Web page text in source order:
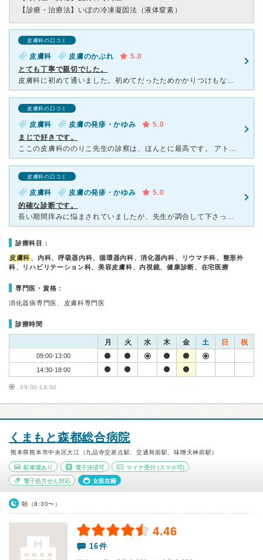
【診療・治療法】 いぼの冷凍凝固法（液体窒素）
皮膚科の口コミ
皮膚科 皮膚のかぶれ
5.0
とても丁寧で親切でした。
皮膚科に初めて通いました。初めてだったためかかりつけもない為、かなり下調べをしていきました。皮膚科は当たり外れが大きいとも聞きますので…結果大正解でした。 女性の先生もよく話を聞いて下さいますし
皮膚科の口コミ
皮膚科 皮膚の発疹・かゆみ
5.0
まじで好きです。
ここの皮膚科ののりこ先生の診察は、ほんとに最高です。 アトピーやニキビなど皮膚が弱くいろんな皮膚科に通ってきましたが、のりこ先生ほどしっかり状況を見てくださる先生はいなかったです。 ここは予約
皮膚科の口コミ
皮膚科 皮膚の発疹・かゆみ
5.0
的確な診断です。
長い期間痒みに悩まされていましたが、先生が調合して下さった塗り薬で１夜にして痒みから解放されました。 痒みがある患部は、他人に言いづらい箇所でしたが初診時の問診で質問をされる看護師さんも、心遣いをし
診療科目：
皮膚科 、内科、呼吸器内科、循環器内科、消化器内科、リウマチ科、整形外
科、リハビリテーション科、美容皮膚科、内視鏡、健康診断、在宅医療
専門医・資格：
消化器病専門医、皮膚科専門医
診療時間
月 火 水 木 金 土 日 祝
09:00-13:00
14:30-18:00
09:00-14:00
くまもと森都総合病院
熊本県熊本市中央区大江（九品寺交差点駅、交通局前駅、味噌天神前駅）
駐車場あり 電子決済可 マイナ受付 (スマホ可)
電子処方せん対応 女医在籍
朝（8:30〜）
4.46
16件